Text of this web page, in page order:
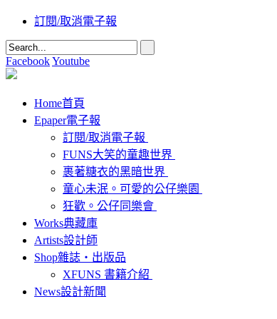
訂閱/取消電子報
FacebookYoutube
Home首頁
Epaper電子報
訂閱/取消電子報
FUNS大笑的童趣世界
裹著糖衣的黑暗世界
童心未泯。可愛的公仔樂園
狂歡。公仔同樂會
Works典藏庫
Artists設計師
Shop雜誌‧出版品
XFUNS 書籍介紹
News設計新聞